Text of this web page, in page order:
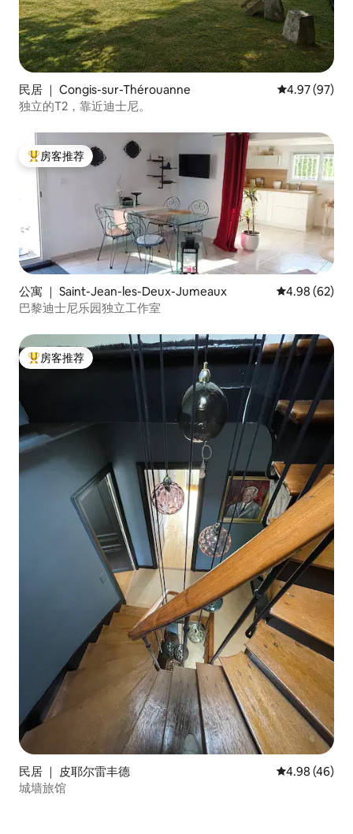
民居 ｜ Congis-sur-Thérouanne 平均评分
4.97 (97)
独立的T2，靠近迪士尼。
热门「房客推荐」
房客推荐
公寓 ｜ Saint-Jean-les-Deux-Jumeaux 平均评分 4.98
4.98 (62)
巴黎迪士尼乐园独立工作室
热门「房客推荐」
房客推荐
民居 ｜ 皮耶尔雷丰德 平均评分
4.98 (46)
城墙旅馆